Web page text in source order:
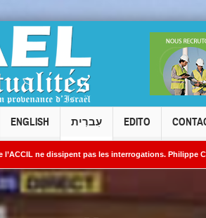
ENGLISH עִברִית EDITO
pas les interrogations. Philippe Cohen annonce
» sur des sites nucléaires iraniens